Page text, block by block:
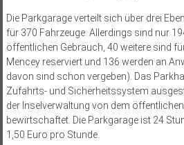
Die Parkgarage verteilt sich über drei
für 370 Fahrzeuge. Allerdings sind nur
öffentlichen Gebrauch, 40 weitere sind
Mencey reserviert und 136 werden an
davon sind schon vergeben). Das
Zufahrts- und Sicherheitssystem
der Inselverwaltung von dem
bewirtschaftet. Die Parkgarage ist 24
1,50 Euro pro Stunde.